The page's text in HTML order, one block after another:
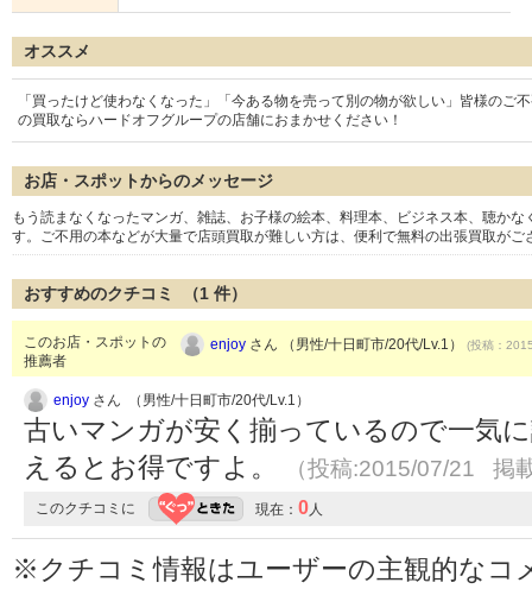
オススメ
「買ったけど使わなくなった」「今ある物を売って別の物が欲しい」皆様のご
の買取ならハードオフグループの店舗におまかせください！
お店・スポットからのメッセージ
もう読まなくなったマンガ、雑誌、お子様の絵本、料理本、ビジネス本、聴か
す。ご不用の本などが大量で店頭買取が難しい方は、便利で無料の出張買取がご
おすすめのクチコミ （1 件）
このお店・スポットの
推薦者
enjoy さん （男性/十日町市/20代/Lv.1） (投稿：
enjoy さん （男性/十日町市/20代/Lv.1）
古いマンガが安く揃っているので一気
えるとお得ですよ。
（投稿:2015/07/21 掲
このクチコミに 現在： 0人
※クチコミ情報はユーザーの主観的なコ